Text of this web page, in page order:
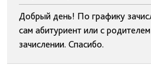
Добрый день! По графику
сам абитуриент или с
зачислении. Спасибо.